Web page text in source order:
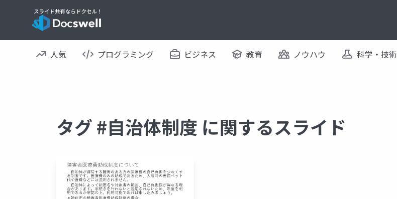
人気 プログラミング ビジネス 教育 ノウハウ 科学・技術
タグ #自治体制度 に関するスライド